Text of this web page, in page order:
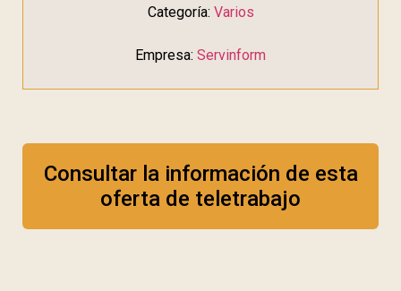
Categoría: Varios
Empresa: Servinform
Consultar la información de esta
oferta de teletrabajo